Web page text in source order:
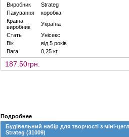
Виробник
Strateg
Пакування
коробка
Країна
виробник
Україна
Стать
Унісекс
Вік
від 5 років
Вага
0,25 кг
187.50грн.
Подробнее
Будівельний набір для творчості з міні-
Strateg (31009)